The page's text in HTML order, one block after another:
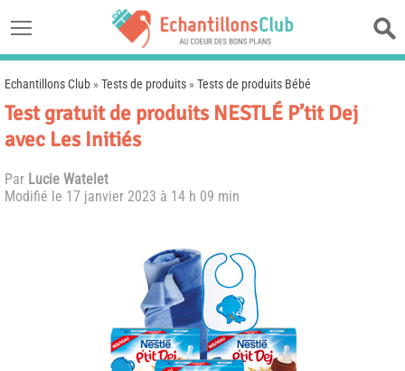
Echantillons Club »Tests de produits »Tests de produits Bébé
Test gratuit de produits NESTLÉ P’tit Dej
avec Les Initiés
Par Lucie Watelet
Modifié le 17 janvier 2023 à 14 h 09 min